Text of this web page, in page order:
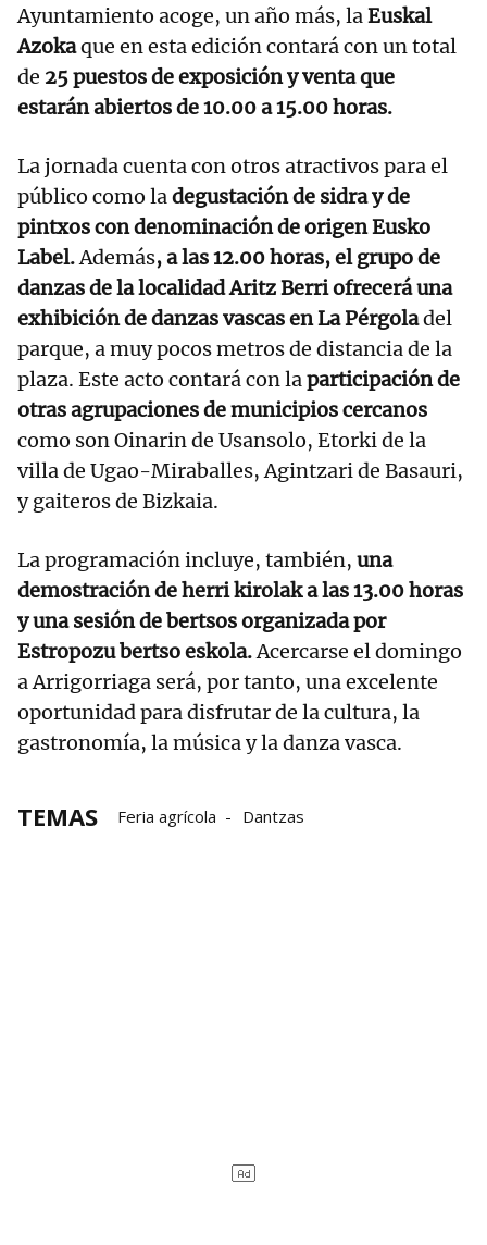
Ayuntamiento acoge, un año más, laEuskal
Azokaque en esta edición contará con un total
de 25 puestos de exposición y venta que
estarán abiertos de 10.00 a 15.00 horas.
La jornada cuenta con otros atractivos para el
público como ladegustación de sidra y de
pintxos con denominación de origen Eusko
Label.Además, a las 12.00 horas, el grupo de
danzas de la localidad Aritz Berri ofrecerá una
exhibición de danzas vascas en La Pérgoladel
parque, a muy pocos metros de distancia de la
plaza. Este acto contará con laparticipación de
otras agrupaciones de municipios cercanos
como son Oinarin de Usansolo, Etorki de la
villa de Ugao-Miraballes, Agintzari de Basauri,
y gaiteros de Bizkaia.
La programación incluye, también, una
demostración de herri kirolak a las 13.00 horas
y una sesión de bertsos organizada por
Estropozu bertso eskola.Acercarse el domingo
a Arrigorriaga será, por tanto, una excelente
oportunidad para disfrutar de la cultura, la
gastronomía, la música y la danza vasca.
TEMAS Feria agrícola Dantzas